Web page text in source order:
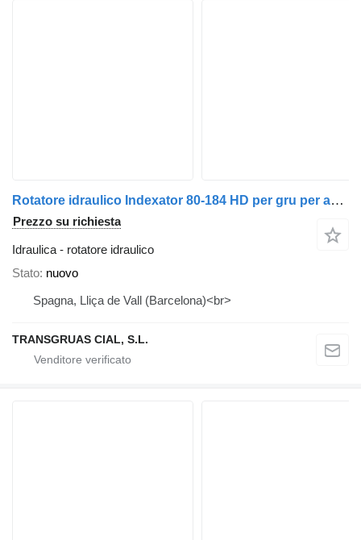
Rotatore idraulico Indexator 80-184 HD per gru per autocarro
Prezzo su richiesta
Idraulica - rotatore idraulico
Stato nuovo
Spagna, Lliça de Vall (Barcelona)<br>
TRANSGRUAS CIAL, S.L.